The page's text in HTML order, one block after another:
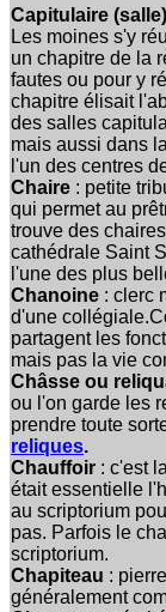
Capitulaire
Les moines s'y
un chapitre de la
fautes ou pour y
chapitre élisait
des salles
mais aussi dans
l'un des centres
Chaire : petite
qui permet au
trouve des
cathédrale Saint
l'une des plus
Chanoine : clerc
d'une
partagent les
mais pas la vie
Châsse ou
ou l'on garde les
prendre toute
reliques.
Chauffoir : c'est
était essentielle
au scriptorium
pas. Parfois le
scriptorium.
Chapiteau :
généralement